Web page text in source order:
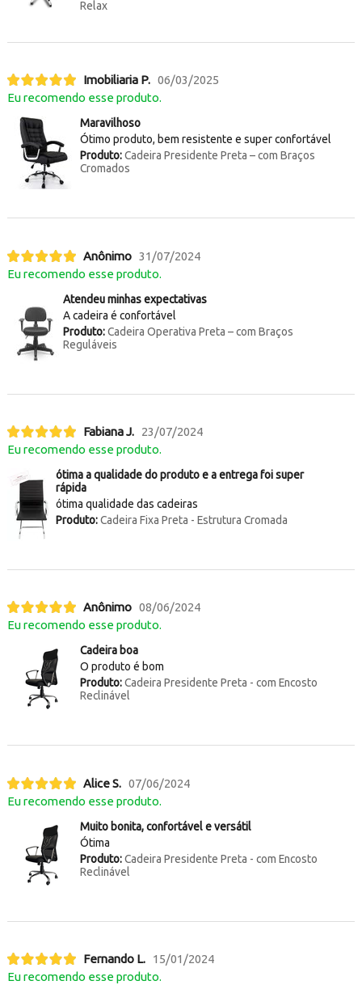
Relax
Imobiliaria P. 06/03/2025
Eu recomendo esse produto.
Maravilhoso
Ótimo produto, bem resistente e super confortável
Produto:Cadeira Presidente Preta – com Braços
Cromados
Anônimo 31/07/2024
Eu recomendo esse produto.
Atendeu minhas expectativas
A cadeira é confortável
Produto:Cadeira Operativa Preta – com Braços
Reguláveis
Fabiana J. 23/07/2024
Eu recomendo esse produto.
ótima a qualidade do produto e a entrega foi super
rápida
ótima qualidade das cadeiras
Produto:Cadeira Fixa Preta - Estrutura Cromada
Anônimo 08/06/2024
Eu recomendo esse produto.
Cadeira boa
O produto é bom
Produto:Cadeira Presidente Preta - com Encosto
Reclinável
Alice S. 07/06/2024
Eu recomendo esse produto.
Muito bonita, confortável e versátil
Ótima
Produto:Cadeira Presidente Preta - com Encosto
Reclinável
Fernando L. 15/01/2024
Eu recomendo esse produto.